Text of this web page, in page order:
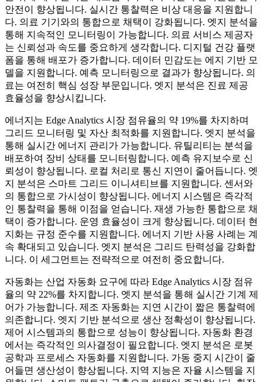
안전이 향상됩니다. 실시간 통찰력은 비상 대응을 지원합니
다. 의료 기기와의 통합으로 채택이 강화됩니다. 엣지 분석을
통해 지속적인 모니터링이 가능합니다. 의료 서비스 제공자
는 신뢰성과 속도를 중요하게 생각합니다. 디지털 건강 플랫
폼을 통해 배포가 증가합니다. 데이터 민감도는 에지 기반 모
델을 지원합니다. 예측 모니터링으로 결과가 향상됩니다. 의
료는 여전히 핵심 성장 부문입니다. 엣지 분석은 진료 제공
효율성을 향상시킵니다.
에너지는 Edge Analytics 시장 점유율의 약 19%를 차지하며
그리드 모니터링 및 자산 최적화를 지원합니다. 엣지 분석을
통해 실시간 에너지 관리가 가능합니다. 유틸리티는 분석을
배포하여 장비 상태를 모니터링합니다. 예측 유지보수로 신
뢰성이 향상됩니다. 로컬 처리로 통신 지연이 줄어듭니다. 엣
지 분석은 스마트 그리드 이니셔티브를 지원합니다. 센서와
의 통합으로 가시성이 향상됩니다. 에너지 시스템은 즉각적
인 통찰력을 통해 이점을 얻습니다. 재생 가능한 통합으로 채
택이 증가합니다. 운영 효율성이 크게 향상됩니다. 데이터 현
지화는 규정 준수를 지원합니다. 에너지 기반 사용 사례는 계
속 확대되고 있습니다. 엣지 분석은 그리드 탄력성을 강화합
니다. 이 세그먼트는 전략적으로 여전히 중요합니다.
자동화는 산업 자동화 요구에 따라 Edge Analytics 시장 점유
율의 약 22%를 차지합니다. 엣지 분석을 통해 실시간 기계 제
어가 가능합니다. 제조 자동화는 지연 시간이 짧은 통찰력에
의존합니다. 엣지 기반 분석으로 생산 정확성이 향상됩니다.
제어 시스템과의 통합으로 성능이 향상됩니다. 자동화 환경
에서는 즉각적인 의사결정이 필요합니다. 엣지 분석은 로봇
공학과 프로세스 자동화를 지원합니다. 가동 중지 시간이 줄
어들면 생산성이 향상됩니다. 지역 지능은 자율 시스템을 지